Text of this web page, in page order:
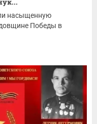
насыщенную
Победы в